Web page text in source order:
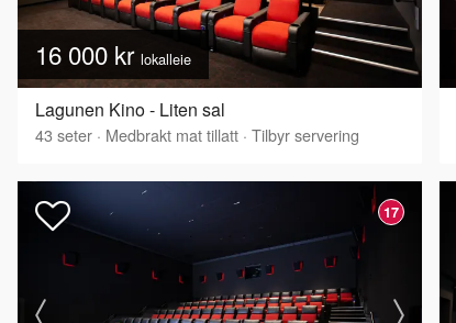
16 000 kr lokalleie
Lagunen Kino - Liten sal
43 seter · Medbrakt mat tillatt · Tilbyr servering
17